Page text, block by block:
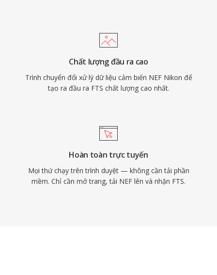
Chất lượng đầu ra cao
Trình chuyển đổi xử lý dữ liệu cảm biến NEF Nikon để
tạo ra đầu ra FTS chất lượng cao nhất.
Hoàn toàn trực tuyến
Mọi thứ chạy trên trình duyệt — không cần tải phần
mềm. Chỉ cần mở trang, tải NEF lên và nhận FTS.